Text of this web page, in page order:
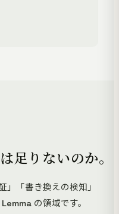
足りないのか。
」「書き換えの検知」
の領域です。